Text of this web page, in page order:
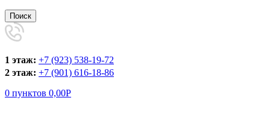
Поиск
1 этаж: +7 (923) 538-19-72
2 этаж: +7 (901) 616-18-86
0 пунктов 0,00Р